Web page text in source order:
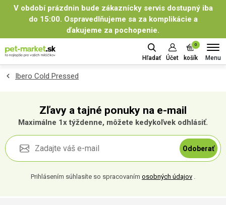
V období prázdnin bude zákaznícky servis dostupný iba
do 15:00. Ospravedlňujeme sa za komplikácie a
ďakujeme za pochopenie.
Hľadať Účet
0
košík Menu
Ibero Cold Pressed
Zľavy a tajné ponuky na e-mail
Maximálne 1x týždenne, môžete kedykoľvek odhlásiť.
Odoberať
Prihlásením súhlasíte so spracovaním osobných údajov .